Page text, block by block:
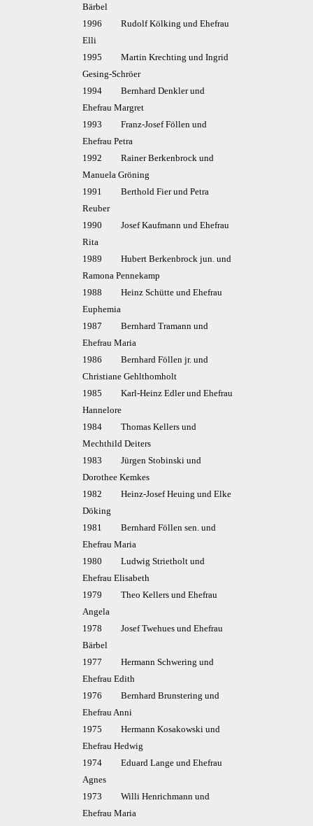
Bärbel
1996 Rudolf Kölking und Ehefrau
Elli
1995 Martin Krechting und Ingrid
Gesing-Schröer
1994 Bernhard Denkler und
Ehefrau Margret
1993 Franz-Josef Föllen und
Ehefrau Petra
1992 Rainer Berkenbrock und
Manuela Gröning
1991 Berthold Fier und Petra
Reuber
1990 Josef Kaufmann und Ehefrau
Rita
1989 Hubert Berkenbrock jun. und
Ramona Pennekamp
1988 Heinz Schütte und Ehefrau
Euphemia
1987 Bernhard Tramann und
Ehefrau Maria
1986 Bernhard Föllen jr. und
Christiane Gehlthomholt
1985 Karl-Heinz Edler und Ehefrau
Hannelore
1984 Thomas Kellers und
Mechthild Deiters
1983 Jürgen Stobinski und
Dorothee Kemkes
1982 Heinz-Josef Heuing und Elke
Döking
1981 Bernhard Föllen sen. und
Ehefrau Maria
1980 Ludwig Strietholt und
Ehefrau Elisabeth
1979 Theo Kellers und Ehefrau
Angela
1978 Josef Twehues und Ehefrau
Bärbel
1977 Hermann Schwering und
Ehefrau Edith
1976 Bernhard Brunstering und
Ehefrau Anni
1975 Hermann Kosakowski und
Ehefrau Hedwig
1974 Eduard Lange und Ehefrau
Agnes
1973 Willi Henrichmann und
Ehefrau Maria